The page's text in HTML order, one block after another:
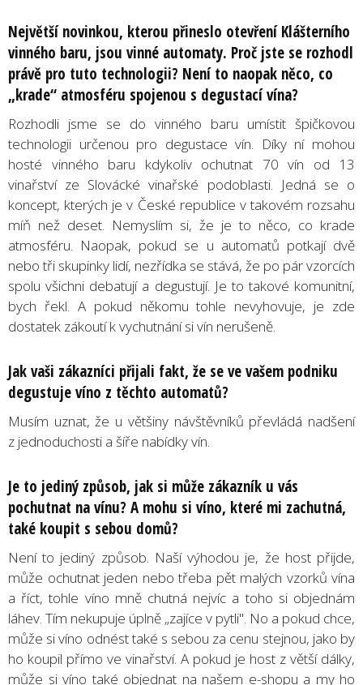
Největší novinkou, kterou přineslo otevření Klášterního
vinného baru, jsou vinné automaty. Proč jste se rozhodl
právě pro tuto technologii? Není to naopak něco, co
„krade“ atmosféru spojenou s degustací vína?
Rozhodli jsme se do vinného baru umístit špičkovou
technologii určenou pro degustace vín. Díky ní mohou
hosté vinného baru kdykoliv ochutnat 70 vín od 13
vinařství ze Slovácké vinařské podoblasti. Jedná se o
koncept, kterých je v České republice v takovém rozsahu
míň než deset. Nemyslím si, že je to něco, co krade
atmosféru. Naopak, pokud se u automatů potkají dvě
nebo tři skupinky lidí, nezřídka se stává, že po pár vzorcích
spolu všichni debatují a degustují. Je to takové komunitní,
bych řekl. A pokud někomu tohle nevyhovuje, je zde
dostatek zákoutí k vychutnání si vín nerušeně.
Jak vaši zákazníci přijali fakt, že se ve vašem podniku
degustuje víno z těchto automatů?
Musím uznat, že u většiny návštěvníků převládá nadšení
z jednoduchosti a šíře nabídky vín.
Je to jediný způsob, jak si může zákazník u vás
pochutnat na vínu? A mohu si víno, které mi zachutná,
také koupit s sebou domů?
Není to jediný způsob. Naší výhodou je, že host přijde,
může ochutnat jeden nebo třeba pět malých vzorků vína
a říct, tohle víno mně chutná nejvíc a toho si objednám
láhev. Tím nekupuje úplně „zajíce v pytli". No a pokud chce,
může si víno odnést také s sebou za cenu stejnou, jako by
ho koupil přímo ve vinařství. A pokud je host z větší dálky,
může si víno také objednat na našem e-shopu a my ho